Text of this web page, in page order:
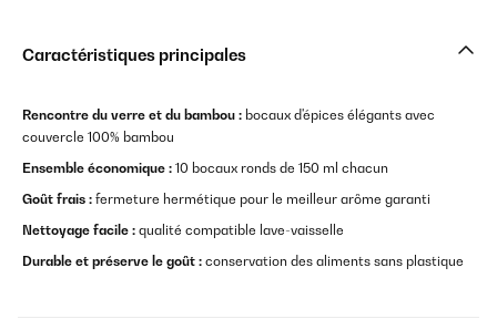
Caractéristiques principales
Rencontre du verre et du bambou : bocaux d'épices élégants avec
couvercle 100% bambou
Ensemble économique : 10 bocaux ronds de 150 ml chacun
Goût frais : fermeture hermétique pour le meilleur arôme garanti
Nettoyage facile : qualité compatible lave-vaisselle
Durable et préserve le goût : conservation des aliments sans plastique